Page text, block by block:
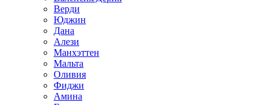
Верди
Юджин
Дана
Алези
Манхэттен
Мальта
Оливия
Фиджи
Амина